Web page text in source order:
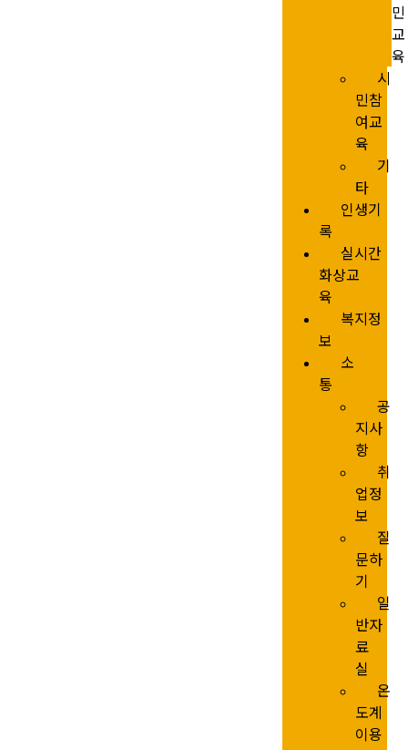
민
교
육
시
민참
여교
육
기
타
인생기
록
실시간
화상교
육
복지정
보
소
통
공
지사
항
취
업정
보
질
문하
기
일
반자
료
실
온
도계
이용